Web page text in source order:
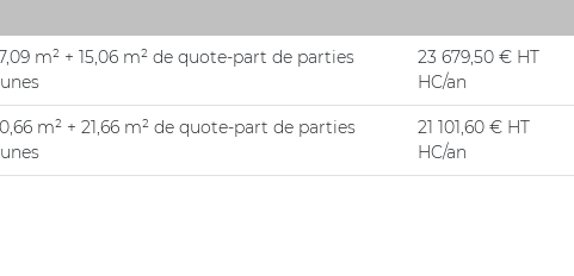
m² + 15,06 m² de quote-part de parties
23 679,50 € HT
HC/an
m² + 21,66 m² de quote-part de parties
21 101,60 € HT
HC/an